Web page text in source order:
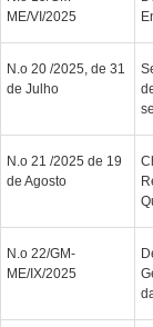
ME/VI/2025
N.o 20 /2025, de 31
de Julho
N.o 21 /2025 de 19
de Agosto
N.o 22/GM-
ME/IX/2025